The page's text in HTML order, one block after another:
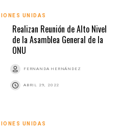
UNIDAS
Realizan Reunión de Alto Nivel
de la Asamblea General de la
ONU
FERNANDA HERNÁNDEZ
ABRIL 29, 2022
UNIDAS